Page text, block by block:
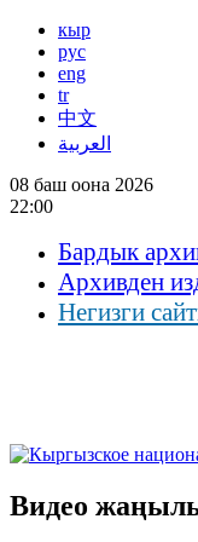
кыр
рус
eng
tr
中文
العربية
08 баш оона 2026
22:00
Бардык
Архивден
Негизги
Видео